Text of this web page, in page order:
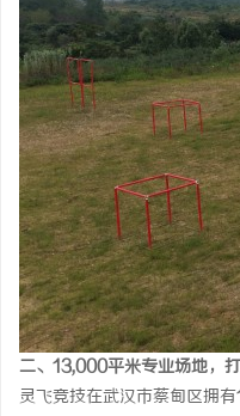
二、13,000平米专业场地，
灵飞竞技在武汉市蔡甸区拥有